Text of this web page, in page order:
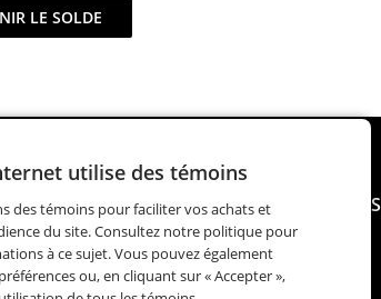
LE SOLDE
CADEAUX CARTES ÉLECTRONIQUES
utilise des témoins
des témoins pour faciliter vos achats et
du site. Consultez notre politique pour
à ce sujet. Vous pouvez également
ou, en cliquant sur « Accepter »,